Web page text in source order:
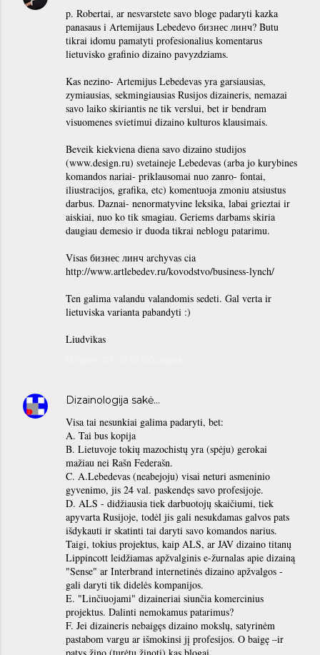
p. Robertai, ar nesvarstete savo bloge padaryti kazka
panasaus i Artemijaus Lebedevo бизнес линч? Butu
tikrai idomu pamatyti profesionalius komentarus
lietuvisko grafinio dizaino pavyzdziams.
Kas nezino- Artemijus Lebedevas yra garsiausias,
zymiausias, sekmingiausias Rusijos dizaineris, nemazai
savo laiko skiriantis ne tik verslui, bet ir bendram
visuomenes svietimui dizaino kulturos klausimais.
Beveik kiekviena diena savo dizaino studijos
(www.design.ru) svetaineje Lebedevas (arba jo kurybines
komandos nariai- priklausomai nuo zanro- fontai,
iliustracijos, grafika, etc) komentuoja zmoniu atsiustus
darbus. Daznai- nenormatyvine leksika, labai grieztai ir
aiskiai, nuo ko tik smagiau. Geriems darbams skiria
daugiau demesio ir duoda tikrai neblogu patarimu.
Visas бизнес линч archyvas cia
http://www.artlebedev.ru/kovodstvo/business-lynch/
Ten galima valandu valandomis sedeti. Gal verta ir
lietuviska varianta pabandyti :)
Liudvikas
Dizainologija sakė…
Visa tai nesunkiai galima padaryti, bet:
A. Tai bus kopija
B. Lietuvoje tokių mazochistų yra (spėju) gerokai
mažiau nei Rašn Federašn.
C. A.Lebedevas (neabejoju) visai neturi asmeninio
gyvenimo, jis 24 val. paskendęs savo profesijoje.
D. ALS - didžiausia tiek darbuotojų skaičiumi, tiek
apyvarta Rusijoje, todėl jis gali nesukdamas galvos pats
išdykauti ir skatinti tai daryti savo komandos narius.
Taigi, tokius projektus, kaip ALS, ar JAV dizaino titanų
Lippincott leidžiamas apžvalginis e-žurnalas apie dizainą
"Sense" ar Interbrand internetinės dizaino apžvalgos -
gali daryti tik didelės kompanijos.
E. "Linčiuojami" dizaineriai siunčia komercinius
projektus. Dalinti nemokamus patarimus?
F. Jei dizaineris nebaigęs dizaino mokslų, satyrinėm
pastabom vargu ar išmokinsi jį profesijos. O baigę –ir